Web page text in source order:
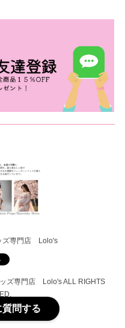
ズ専門店 Lolo's
ズ専門店 Lolo's ALL RIGHTS
問する